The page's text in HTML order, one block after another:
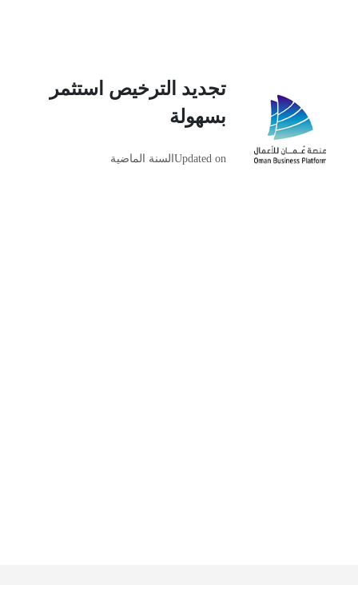
تجديد الترخيص استثمر
بسهولة
Updated on السنة الماضية